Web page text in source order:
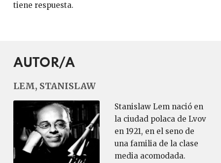
tiene respuesta.
AUTOR/A
LEM, STANISLAW
Stanislaw Lem nació en
la ciudad polaca de Lvov
en 1921, en el seno de
una familia de la clase
media acomodada.